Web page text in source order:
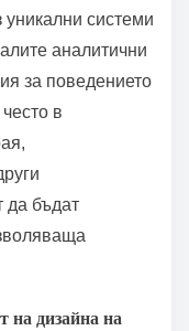
уникални системи
аналитични
за поведението
в
да бъдат
на дизайна на